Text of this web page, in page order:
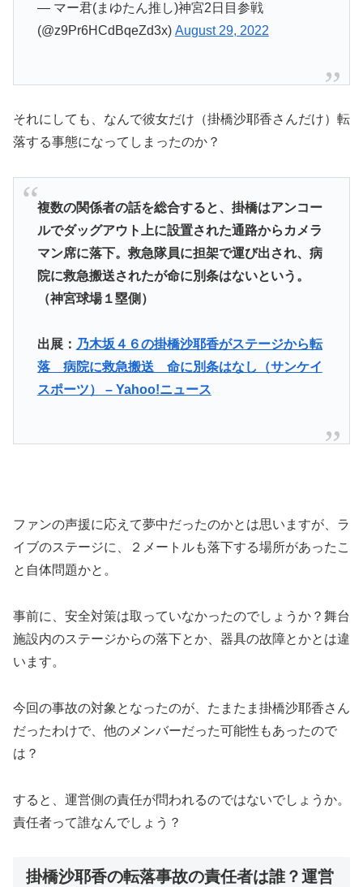
— マー君(まゆたん推し)神宮2日目参戦
(@z9Pr6HCdBqeZd3x) August 29, 2022
それにしても、なんで彼女だけ（掛橋沙耶香さんだけ）転
落する事態になってしまったのか？
複数の関係者の話を総合すると、掛橋はアンコー
ルでダッグアウト上に設置された通路からカメラ
マン席に落下。救急隊員に担架で運び出され、病
院に救急搬送されたが命に別条はないという。
（神宮球場１塁側）
出展： 乃木坂４６の掛橋沙耶香がステージから転
落 病院に救急搬送 命に別条はなし（サンケイ
スポーツ） – Yahoo!ニュース
ファンの声援に応えて夢中だったのかとは思いますが、ラ
イブのステージに、２メートルも落下する場所があったこ
と自体問題かと。
事前に、安全対策は取っていなかったのでしょうか？舞台
施設内のステージからの落下とか、器具の故障とかとは違
います。
今回の事故の対象となったのが、たまたま掛橋沙耶香さん
だったわけで、他のメンバーだった可能性もあったので
は？
すると、運営側の責任が問われるのではないでしょうか。
責任者って誰なんでしょう？
掛橋沙耶香の転落事故の責任者は誰？運営